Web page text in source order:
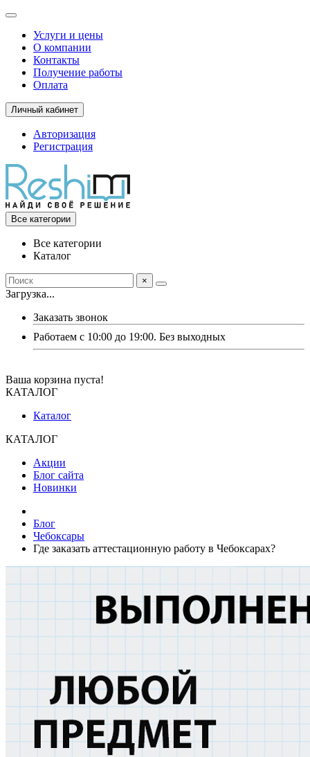
Услуги и цены
О компании
Контакты
Получение работы
Оплата
Личный кабинет
Авторизация
Регистрация
Все категории
Все категории
Каталог
×
Загрузка...
Заказать звонок
Работаем с 10:00 до 19:00. Без выходных
Ваша корзина пуста!
КАТАЛОГ
Каталог
КАТАЛОГ
Акции
Блог сайта
Новинки
Блог
Чебоксары
Где заказать аттестационную работу в Чебоксарах?